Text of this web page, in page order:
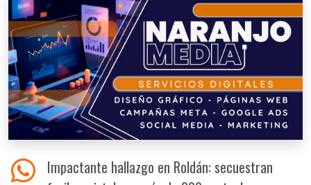
Impactante hallazgo en Roldán: secuestran